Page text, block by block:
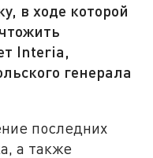
в ходе которой
Interia,
генерала
последних
а также